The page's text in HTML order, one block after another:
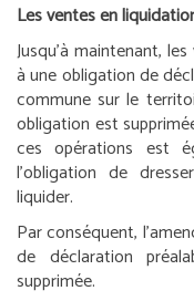
Les ventes en
Jusqu’à maintenant,
à une obligation de
commune sur le
obligation est
ces opérations est
l’obligation de
liquider.
Par conséquent,
de déclaration
supprimée.